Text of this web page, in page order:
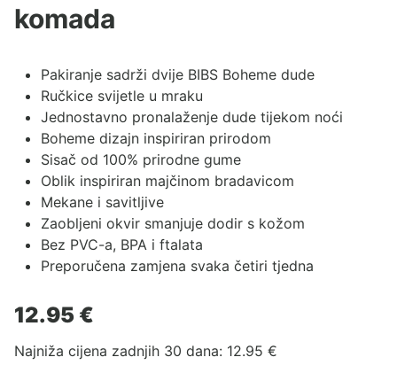
komada
Pakiranje sadrži dvije BIBS Boheme dude
Ručkice svijetle u mraku
Jednostavno pronalaženje dude tijekom noći
Boheme dizajn inspiriran prirodom
Sisač od 100% prirodne gume
Oblik inspiriran majčinom bradavicom
Mekane i savitljive
Zaobljeni okvir smanjuje dodir s kožom
Bez PVC-a, BPA i ftalata
Preporučena zamjena svaka četiri tjedna
12.95 €
Najniža cijena zadnjih 30 dana: 12.95 €